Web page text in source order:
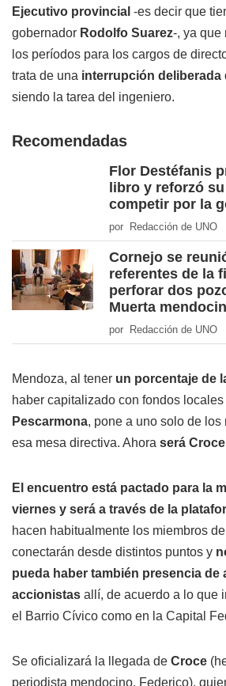
Ejecutivo provincial -es decir que
gobernador Rodolfo Suarez-, ya que
los períodos para los cargos de
trata de una interrupción deliberada
siendo la tarea del ingeniero.
Recomendadas
Flor Destéfanis
libro y reforzó
competir por la
por Redacción de UNO
Cornejo se
referentes de la
perforar dos
Muerta
por Redacción de UNO
Mendoza, al tener un porcentaje de
haber capitalizado con fondos locales
Pescarmona, pone a uno solo de los
esa mesa directiva. Ahora será
El encuentro está pactado para la
viernes y será a través de la
hacen habitualmente los miembros
conectarán desde distintos puntos y
pueda haber también presencia de
accionistas allí, de acuerdo a lo que
el Barrio Cívico como en la Capital
Se oficializará la llegada de Croce
periodista mendocino, Federico),